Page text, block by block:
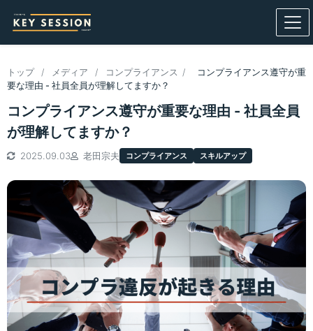
トップ / メディア / コンプライアンス /
コンプライアンス遵守が重
要な理由 - 社員全員が理解してますか？
コンプライアンス遵守が重要な理由 - 社員全員
が理解してますか？
2025.09.03 老田宗夫 コンプライアンス スキルアップ